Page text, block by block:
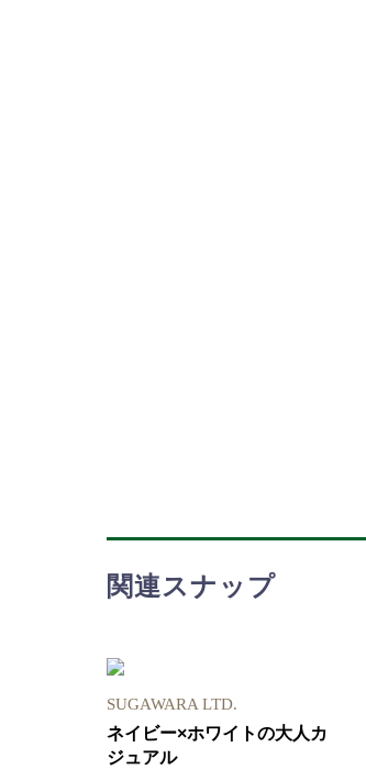
関連スナップ
SUGAWARA LTD.
ネイビー×ホワイトの大人カ
ジュアル